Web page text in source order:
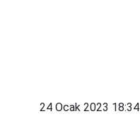
24 Ocak 2023 18:34